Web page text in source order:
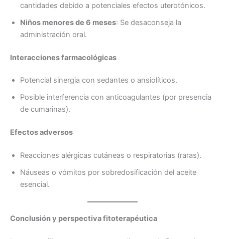
cantidades debido a potenciales efectos uterotónicos.
Niños menores de 6 meses: Se desaconseja la
administración oral.
Interacciones farmacológicas
Potencial sinergia con sedantes o ansiolíticos.
Posible interferencia con anticoagulantes (por presencia
de cumarinas).
Efectos adversos
Reacciones alérgicas cutáneas o respiratorias (raras).
Náuseas o vómitos por sobredosificación del aceite
esencial.
Conclusión y perspectiva fitoterapéutica